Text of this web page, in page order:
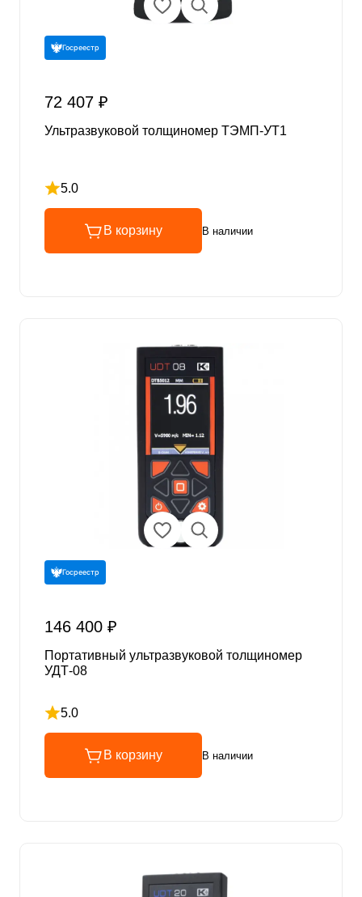
Госреестр
72 407 ₽
Ультразвуковой толщиномер ТЭМП-УТ1
5.0
Рейтинг 5 из 5
В корзину В наличии
Госреестр
146 400 ₽
Портативный ультразвуковой толщиномер
УДТ-08
5.0
Рейтинг 5 из 5
В корзину В наличии